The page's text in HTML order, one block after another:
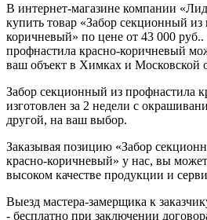
В интернет-магазине компании
купить товар «Забор секционный из
коричневый» по цене от 43 000
профнастила красно-коричневый
ваш объект в Химках и Московской
Забор секционный из профнастила
изготовлен за 2 недели с
другой, на ваш выбор.
Заказывая позицию «Забор
красно-коричневый» у нас, вы
высоком качестве продукции и
Выезд мастера-замерщика к
- бесплатно при заключении